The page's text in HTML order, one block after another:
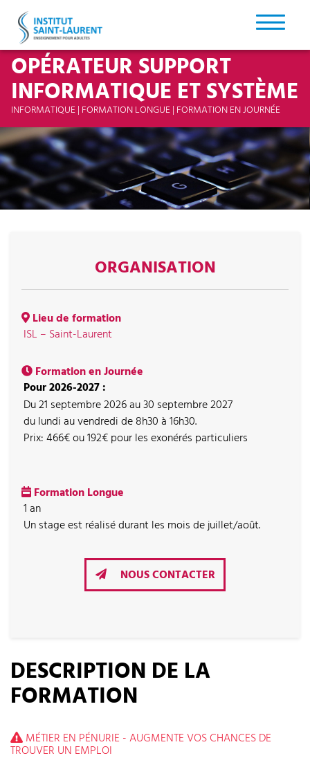
OPÉRATEUR SUPPORT
INFORMATIQUE ET SYSTÈME
INFORMATIQUE | FORMATION LONGUE | FORMATION EN JOURNÉE
ORGANISATION
Lieu de formation
ISL – Saint-Laurent
Formation en Journée
Pour 2026-2027 :
Du 21 septembre 2026 au 30 septembre 2027
du lundi au vendredi de 8h30 à 16h30.
Prix: 466€ ou 192€ pour les exonérés particuliers
Formation Longue
1 an
Un stage est réalisé durant les mois de juillet/août.
NOUS CONTACTER
DESCRIPTION DE LA
FORMATION
MÉTIER EN PÉNURIE - AUGMENTE VOS CHANCES DE
TROUVER UN EMPLOI